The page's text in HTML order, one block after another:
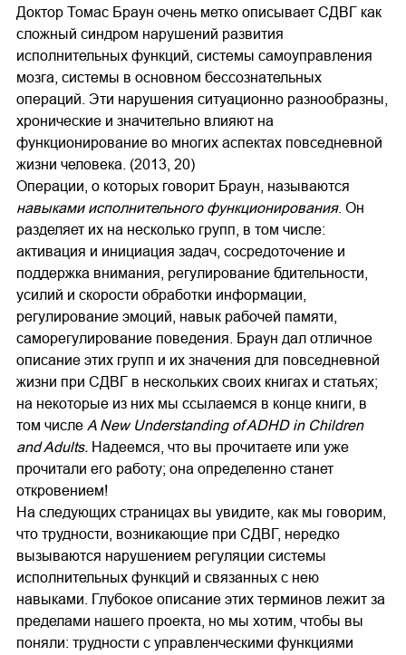
Доктор Томас Браун очень метко описывает СДВГ как
сложный синдром нарушений развития
исполнительных функций, системы самоуправления
мозга, системы в основном бессознательных
операций. Эти нарушения ситуационно разнообразны,
хронические и значительно влияют на
функционирование во многих аспектах повседневной
жизни человека. (2013, 20)
Операции, о которых говорит Браун, называются
навыками исполнительного функционирования. Он
разделяет их на несколько групп, в том числе:
активация и инициация задач, сосредоточение и
поддержка внимания, регулирование бдительности,
усилий и скорости обработки информации,
регулирование эмоций, навык рабочей памяти,
саморегулирование поведения. Браун дал отличное
описание этих групп и их значения для повседневной
жизни при СДВГ в нескольких своих книгах и статьях;
на некоторые из них мы ссылаемся в конце книги, в
том числе A New Understanding of ADHD in Children
and Adults. Надеемся, что вы прочитаете или уже
прочитали его работу; она определенно станет
откровением!
На следующих страницах вы увидите, как мы говорим,
что трудности, возникающие при СДВГ, нередко
вызываются нарушением регуляции системы
исполнительных функций и связанных с нею
навыками. Глубокое описание этих терминов лежит за
пределами нашего проекта, но мы хотим, чтобы вы
поняли: трудности с управленческими функциями